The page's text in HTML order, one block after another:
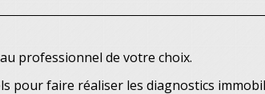
professionnel de votre choix.
pour faire réaliser les diagnostics